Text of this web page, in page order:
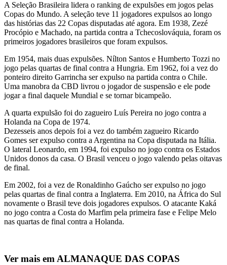
A Seleção Brasileira lidera o ranking de expulsões em jogos pelas
Copas do Mundo. A seleção teve 11 jogadores expulsos ao longo
das histórias das 22 Copas disputadas até agora. Em 1938, Zezé
Procópio e Machado, na partida contra a Tchecoslováquia, foram os
primeiros jogadores brasileiros que foram expulsos.
Em 1954, mais duas expulsões. Nílton Santos e Humberto Tozzi no
jogo pelas quartas de final contra a Hungria. Em 1962, foi a vez do
ponteiro direito Garrincha ser expulso na partida contra o Chile.
Uma manobra da CBD livrou o jogador de suspensão e ele pode
jogar a final daquele Mundial e se tornar bicampeão.
A quarta expulsão foi do zagueiro Luís Pereira no jogo contra a
Holanda na Copa de 1974.
Dezesseis anos depois foi a vez do também zagueiro Ricardo
Gomes ser expulso contra a Argentina na Copa disputada na Itália.
O lateral Leonardo, em 1994, foi expulso no jogo contra os Estados
Unidos donos da casa. O Brasil venceu o jogo valendo pelas oitavas
de final.
Em 2002, foi a vez de Ronaldinho Gaúcho ser expulso no jogo
pelas quartas de final contra a Inglaterra. Em 2010, na África do Sul
novamente o Brasil teve dois jogadores expulsos. O atacante Kaká
no jogo contra a Costa do Marfim pela primeira fase e Felipe Melo
nas quartas de final contra a Holanda.
Ver mais em ALMANAQUE DAS COPAS